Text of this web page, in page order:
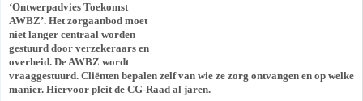
‘Ontwerpadvies Toekomst
AWBZ’. Het zorgaanbod moet
niet langer centraal worden
gestuurd door verzekeraars en
overheid. De AWBZ wordt
vraaggestuurd. Cliënten bepalen zelf van wie ze zorg ontvangen en op welke
manier. Hiervoor pleit de CG-Raad al jaren.